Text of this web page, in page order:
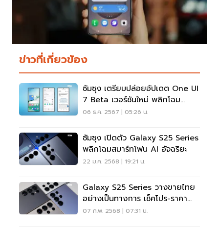
ข่าวที่เกี่ยวข้อง
ซัมซุง เตรียมปล่อยอัปเดต One UI
7 Beta เวอร์ชันใหม่ พลิกโฉม
อนาคต AI บนสมาร์ทโฟน
06 ธ.ค. 2567 | 05:26 น.
ซัมซุง เปิดตัว Galaxy S25 Series
พลิกโฉมสมาร์ทโฟน AI อัจฉริยะ
22 ม.ค. 2568 | 19:21 น.
Galaxy S25 Series วางขายไทย
อย่างเป็นทางการ เช็คโปร-ราคา
ได้ที่นี่!
07 ก.พ. 2568 | 07:31 น.